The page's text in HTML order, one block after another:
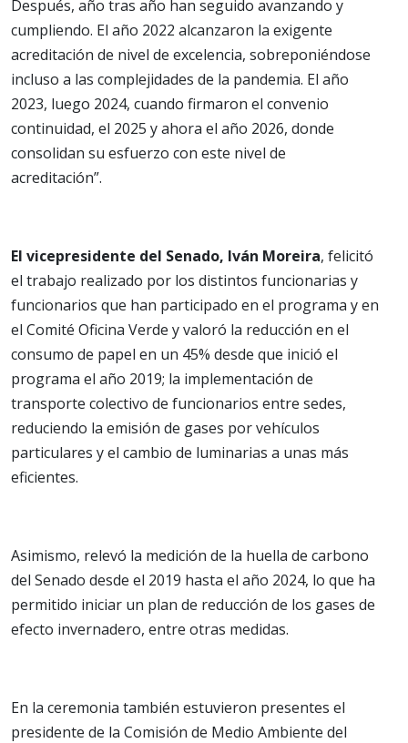
Después, año tras año han seguido avanzando y
cumpliendo. El año 2022 alcanzaron la exigente
acreditación de nivel de excelencia, sobreponiéndose
incluso a las complejidades de la pandemia. El año
2023, luego 2024, cuando firmaron el convenio
continuidad, el 2025 y ahora el año 2026, donde
consolidan su esfuerzo con este nivel de
acreditación”.
El vicepresidente del Senado, Iván Moreira, felicitó
el trabajo realizado por los distintos funcionarias y
funcionarios que han participado en el programa y en
el Comité Oficina Verde y valoró la reducción en el
consumo de papel en un 45% desde que inició el
programa el año 2019; la implementación de
transporte colectivo de funcionarios entre sedes,
reduciendo la emisión de gases por vehículos
particulares y el cambio de luminarias a unas más
eficientes.
Asimismo, relevó la medición de la huella de carbono
del Senado desde el 2019 hasta el año 2024, lo que ha
permitido iniciar un plan de reducción de los gases de
efecto invernadero, entre otras medidas.
En la ceremonia también estuvieron presentes el
presidente de la Comisión de Medio Ambiente del